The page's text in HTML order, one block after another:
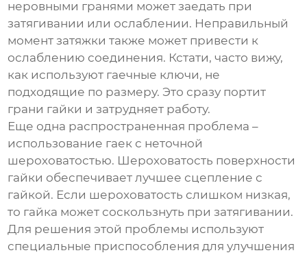
неровными гранями может заедать при
затягивании или ослаблении. Неправильный
момент затяжки также может привести к
ослаблению соединения. Кстати, часто вижу,
как используют гаечные ключи, не
подходящие по размеру. Это сразу портит
грани гайки и затрудняет работу.
Еще одна распространенная проблема –
использование гаек с неточной
шероховатостью. Шероховатость поверхности
гайки обеспечивает лучшее сцепление с
гайкой. Если шероховатость слишком низкая,
то гайка может соскользнуть при затягивании.
Для решения этой проблемы используют
специальные приспособления для улучшения